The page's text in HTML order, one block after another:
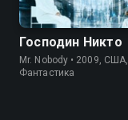
Господин Никто
Mr. Nobody • 2009, США,
Фантастика